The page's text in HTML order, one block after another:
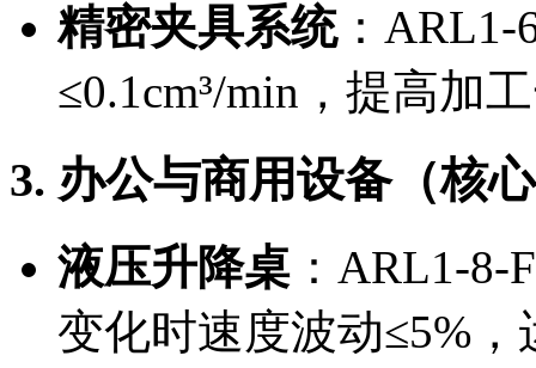
精密夹具系统：ARL1-
≤0.1cm³/min，提高加
3. 办公与商用设备（核
液压升降桌 ：ARL1-8-
变化时速度波动≤5%，